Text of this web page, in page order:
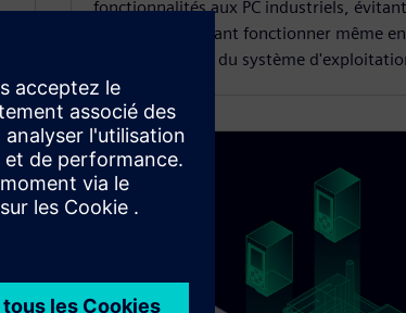
fonctionnalités aux PC industriels,
d'arrêt en le faisant fonctionner même
de redémarrage du système